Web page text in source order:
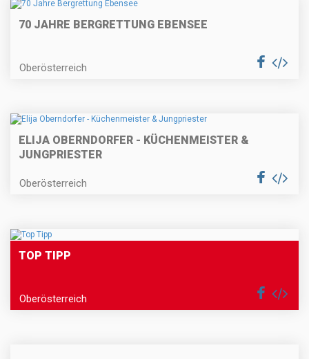
70 JAHRE BERGRETTUNG EBENSEE
Oberösterreich
ELIJA OBERNDORFER - KÜCHENMEISTER &
JUNGPRIESTER
Oberösterreich
TOP TIPP
Oberösterreich